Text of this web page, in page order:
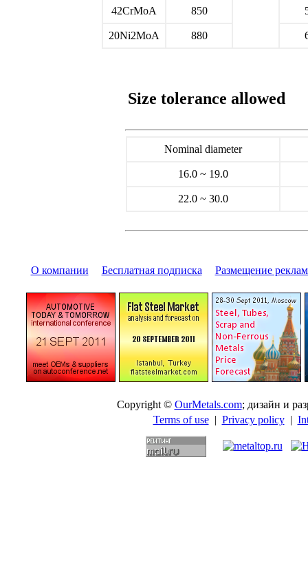
42CrMoA 850
20Ni2MoA 880
Size tolerance allowed
Nominal diameter
16.0 ~ 19.0
22.0 ~ 30.0
О компании Бесплатная подписка Размещение
Copyright © OurMetals.com; дизайн и
Terms of use| Privacy policy|